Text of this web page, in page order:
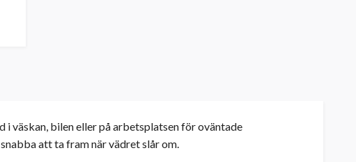
väskan, bilen eller på arbetsplatsen för oväntade
att ta fram när vädret slår om.